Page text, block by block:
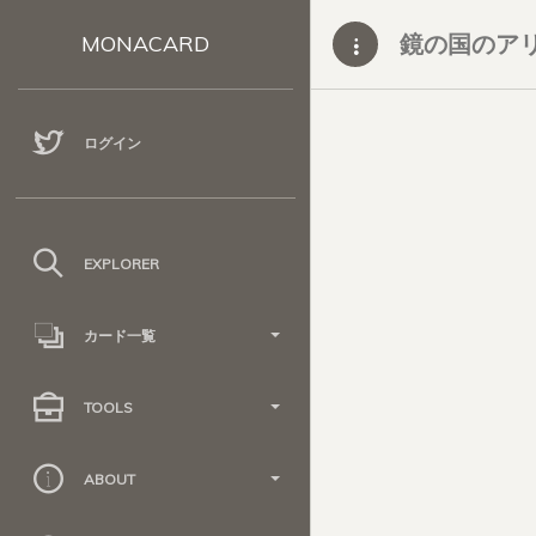
MONACARD
ログイン
EXPLORER
カード一覧
TOOLS
ABOUT
鏡の国のア